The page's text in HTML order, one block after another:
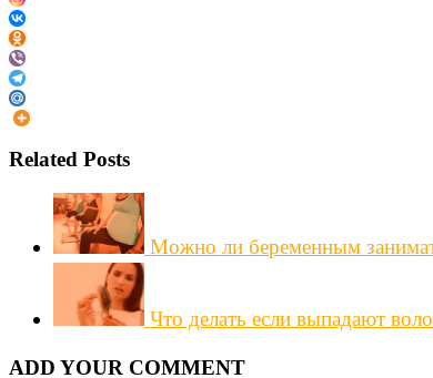
Related Posts
Можно ли беременным
Что делать если выпадают
ADD YOUR COMMENT